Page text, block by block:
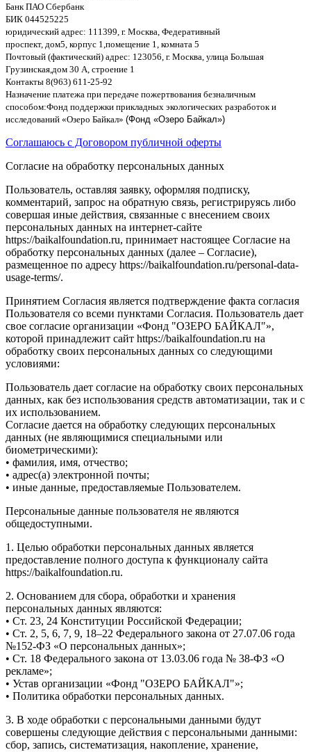
Банк ПАО Сбербанк
БИК 044525225
юридический адрес: 111399, г. Москва Федеративный
проспект, дом5, корпус 1, помещение 1, комната 5
Почтовый (фактический) адрес: 123056, г. Москва улица Большая
Грузинская дом 30 А строение 1
Контакты 8(963) 611-25-92
Назначение платежа при передаче пожертвования безналичным
способом:Фонд поддержки прикладных экологических разработок и
исследований «Озеро Байкал» (Фонд «Озеро Байкал»)
Соглашаюсь с Договором публичной оферты
Согласие на обработку персональных данных
Пользователь, оставляя заявку, оформляя подписку,
комментарий, запрос на обратную связь, регистрируясь либо
совершая иные действия, связанные с внесением своих
персональных данных на интернет-сайте
https://baikalfoundation.ru, принимает настоящее Согласие на
обработку персональных данных (далее – Согласие),
размещенное по адресу https://baikalfoundation.ru/personal-data-
usage-terms/.
Принятием Согласия является подтверждение факта согласия
Пользователя со всеми пунктами Согласия. Пользователь дает
свое согласие организации «Фонд "ОЗЕРО БАЙКАЛ"»,
которой принадлежит сайт https://baikalfoundation.ru на
обработку своих персональных данных со следующими
условиями:
Пользователь дает согласие на обработку своих персональных
данных, как без использования средств автоматизации, так и с
их использованием.
Согласие дается на обработку следующих персональных
данных (не являющимися специальными или
биометрическими):
• фамилия, имя, отчество;
• адрес(а) электронной почты;
• иные данные, предоставляемые Пользователем.
Персональные данные пользователя не являются
общедоступными.
1. Целью обработки персональных данных является
предоставление полного доступа к функционалу сайта
https://baikalfoundation.ru.
2. Основанием для сбора, обработки и хранения
персональных данных являются:
• Ст. 23, 24 Конституции Российской Федерации;
• Ст. 2, 5, 6, 7, 9, 18–22 Федерального закона от 27.07.06 года
№152-ФЗ «О персональных данных»;
• Ст. 18 Федерального закона от 13.03.06 года № 38-ФЗ «О
рекламе»;
• Устав организации «Фонд "ОЗЕРО БАЙКАЛ"»;
• Политика обработки персональных данных.
3. В ходе обработки с персональными данными будут
совершены следующие действия с персональными данными:
сбор, запись, систематизация, накопление, хранение,